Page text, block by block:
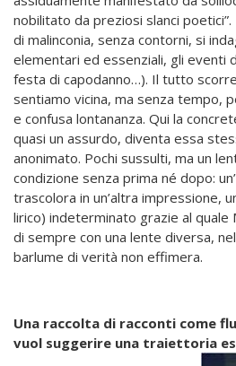
nobilitato da preziosi slanci
di malinconia, senza contorni, si
elementari ed essenziali, gli eventi
festa di capodanno…). Il tutto
sentiamo vicina, ma senza tempo,
e confusa lontananza. Qui la
quasi un assurdo, diventa essa
anonimato. Pochi sussulti, ma un
condizione senza prima né dopo:
trascolora in un’altra impressione,
lirico) indeterminato grazie al quale
di sempre con una lente diversa,
barlume di verità non effimera.
Una raccolta di racconti come
vuol suggerire una traiettoria